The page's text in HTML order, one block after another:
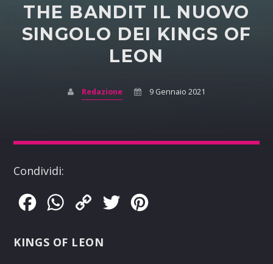
THE BANDIT IL NUOVO
SINGOLO DEI KINGS OF
LEON
Redazione 9 Gennaio 2021
Condividi:
FacebookWhatsApp
Copy
Twitter
KINGS OF LEON